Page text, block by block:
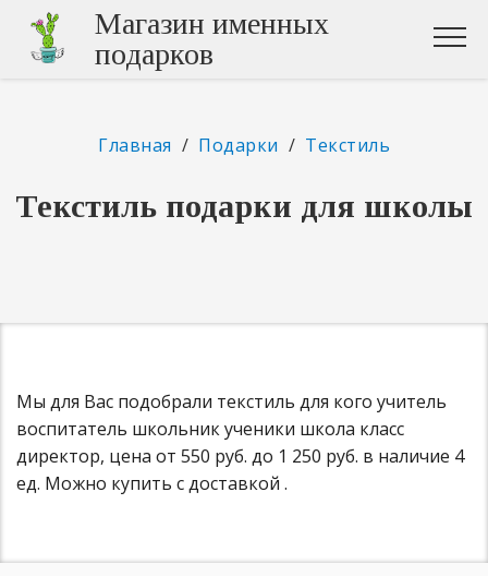
Магазин именных
подарков
Главная / Подарки / Текстиль
Текстиль подарки для школы
Мы для Вас подобрали текстиль для кого учитель
воспитатель школьник ученики школа класс
директор, цена от 550 руб. до 1 250 руб. в наличие 4
ед. Можно купить с доставкой .